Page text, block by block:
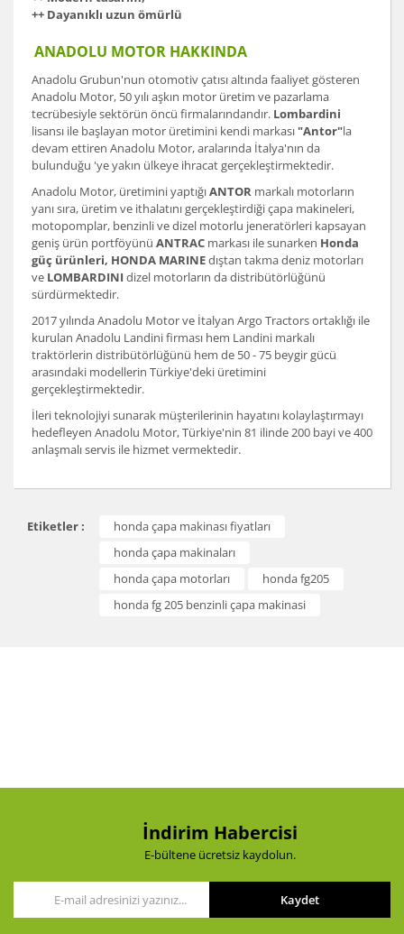
++ Dayanıklı uzun ömürlü
ANADOLU MOTOR HAKKINDA
Anadolu Grubun'nun otomotiv çatısı altında faaliyet gösteren
Anadolu Motor, 50 yılı aşkın motor üretim ve pazarlama
tecrübesiyle sektörün öncü firmalarındandır. Lombardini
lisansı ile başlayan motor üretimini kendi markası "Antor"la
devam ettiren Anadolu Motor, aralarında İtalya'nın da
bulunduğu 'ye yakın ülkeye ihracat gerçekleştirmektedir.
Anadolu Motor, üretimini yaptığıANTOR markalı motorların
yanı sıra, üretim ve ithalatını gerçekleştirdiği çapa makineleri,
motopomplar, benzinli ve dizel motorlu jeneratörleri kapsayan
geniş ürün portföyünü ANTRAC markası ile sunarken Honda
güç ürünleri, HONDA MARINEdıştan takma deniz motorları
ve LOMBARDINIdizel motorların da distribütörlüğünü
sürdürmektedir.
2017 yılında Anadolu Motor ve İtalyan Argo Tractors ortaklığı ile
kurulan Anadolu Landini firması hem Landini markalı
traktörlerin distribütörlüğünü hem de 50 - 75 beygir gücü
arasındaki modellerin Türkiye'deki üretimini
gerçekleştirmektedir.
İleri teknolojiyi sunarak müşterilerinin hayatını kolaylaştırmayı
hedefleyen Anadolu Motor, Türkiye'nin 81 ilinde 200 bayi ve 400
anlaşmalı servis ile hizmet vermektedir.
diğer konularda yetersiz gördüğünüz noktaları öneri
formunu kullanarak tarafımıza iletebilirsiniz.
Görüş ve önerileriniz için teşekkür ederiz.
Ürün resmi kalitesiz, bozuk veya görüntülenemiyor.
Gönder
Etiketler :
honda çapa makinası fiyatları
honda çapa makinaları
honda çapa motorları
honda fg205
honda fg 205 benzinli çapa makinasi
İndirim Habercisi
E-bültene ücretsiz kaydolun.
Kaydet